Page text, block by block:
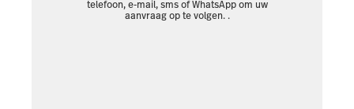
telefoon, e-mail, sms of WhatsApp om uw
aanvraag op te volgen. .